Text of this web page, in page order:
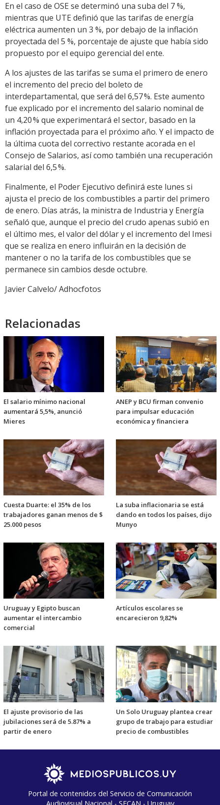
En el caso de OSE se determinó una suba del 7 %,
mientras que UTE definió que las tarifas de energía
eléctrica aumenten un 3 %, por debajo de la inflación
proyectada del 5 %, porcentaje de ajuste que había sido
propuesto por el equipo gerencial del ente.
A los ajustes de las tarifas se suma el primero de enero
el incremento del precio del boleto de
interdepartamental, que será del 6,57 %. Este aumento
fue explicado por el incremento del salario nominal de
un 4,20 % que experimentará el sector, basado en la
inflación proyectada para el próximo año. Y el impacto de
la última cuota del correctivo restante acorada en el
Consejo de Salarios, así como también una recuperación
salarial del 6,5 %.
Finalmente, el Poder Ejecutivo definirá este lunes si
ajusta el precio de los combustibles a partir del primero
de enero. Días atrás, la ministra de Industria y Energía
señaló que, aunque el precio del crudo apenas subió en
el último mes, el valor del dólar y el incremento del Imesi
que se realiza en enero influirán en la decisión de
mantener o no la tarifa de los combustibles que se
permanece sin cambios desde octubre.
Javier Calvelo/ Adhocfotos
Relacionadas
El salario mínimo nacional
aumentará 5,5%, anunció
Mieres
ANEP y BCU firman convenio
para impulsar educación
económica y financiera
Cuesta Duarte: el 35% de los
trabajadores ganan menos de $
25.000 pesos
La suba inflacionaria se está
dando en todos los países, dijo
Munyo
Uruguay y Egipto buscan
aumentar el intercambio
comercial
Artículos escolares se
encarecieron 9,82%
El ajuste provisorio de las
jubilaciones será de 5.87% a
partir de enero
Un Solo Uruguay plantea crear
grupo de trabajo para estudiar
precio de combustibles
Portal de contenidos del Servicio de Comunicación
Audiovisual Nacional - SECAN - Uruguay